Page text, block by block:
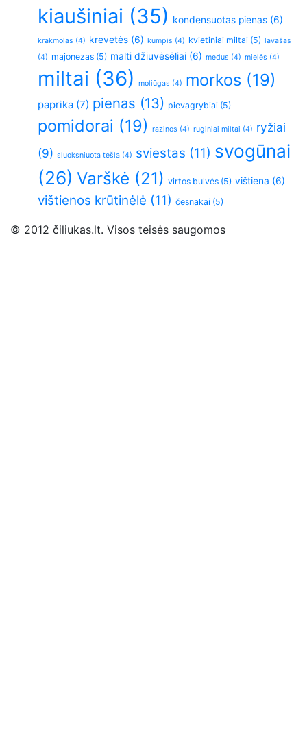
kiaušiniai (35) kondensuotas pienas (6)
krakmolas (4) krevetės (6) kumpis (4) kvietiniai miltai (5) lavašas
(4) majonezas (5) malti džiuvėsėliai (6) medus (4) mielės (4)
miltai (36) moliūgas (4) morkos (19)
paprika (7) pienas (13) pievagrybiai (5)
pomidorai (19) razinos (4) ruginiai miltai (4) ryžiai
(9) sluoksniuota tešla (4) sviestas (11) svogūnai
(26) Varškė (21) virtos bulvės (5) vištiena (6)
vištienos krūtinėlė (11) česnakai (5)
© 2012 čiliukas.lt. Visos teisės saugomos